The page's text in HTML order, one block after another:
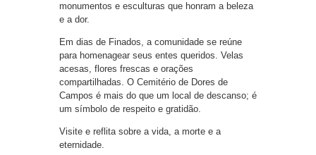
monumentos e esculturas que honram a beleza
e a dor.
Em dias de Finados, a comunidade se reúne
para homenagear seus entes queridos. Velas
acesas, flores frescas e orações
compartilhadas. O Cemitério de Dores de
Campos é mais do que um local de descanso; é
um símbolo de respeito e gratidão.
Visite e reflita sobre a vida, a morte e a
eternidade.